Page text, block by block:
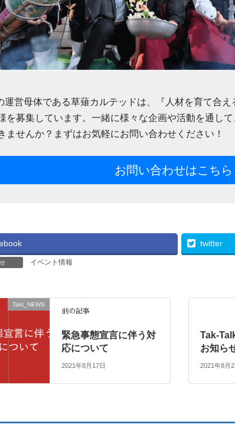
運営母体である草薙カルテッドは、『人材を育て合
を募集しています。一緒に様々な企画や活動を通し
ませんか？まずはお気軽にお問い合わせください！
お問い合わせはこちら
twitter
イベント情報
Takt_NEWS
前の記事
緊急事態宣言に伴う対
応について
2021年8月17日
Tak-
お知ら
2021年8月